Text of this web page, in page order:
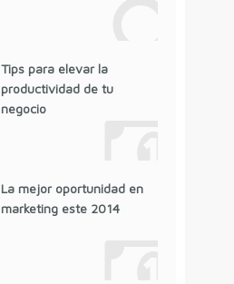
Tips para elevar la
productividad de tu
negocio
La mejor oportunidad en
marketing este 2014